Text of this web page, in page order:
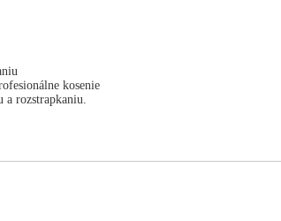
kosenie
a rozstrapkaniu.